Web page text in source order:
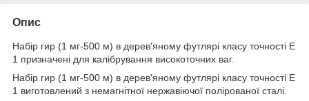
Опис
Набір гир (1 мг-500 м) в дерев'яному футлярі класу точності Е
1 призначені для калібрування високоточних ваг.
Набір гир (1 мг-500 м) в дерев'яному футлярі класу точності Е
1 виготовлений з немагнітної нержавіючої полірованої сталі.